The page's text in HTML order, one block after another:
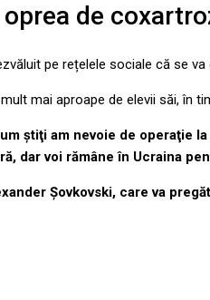
de
pe rețelele sociale că se
mai aproape de elevii săi,
ştiţi am nevoie de operaţie
dar voi rămâne în Ucraina
Şovkovski, care va